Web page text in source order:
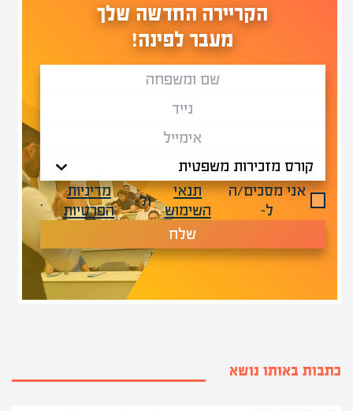
הקריירה החדשה שלך
מעבר לפינה!
אני מסכים/ה
ל-
תנאי
השימוש
ול-
מדיניות
הפרטיות
.
שלח
כתבות באותו נושא